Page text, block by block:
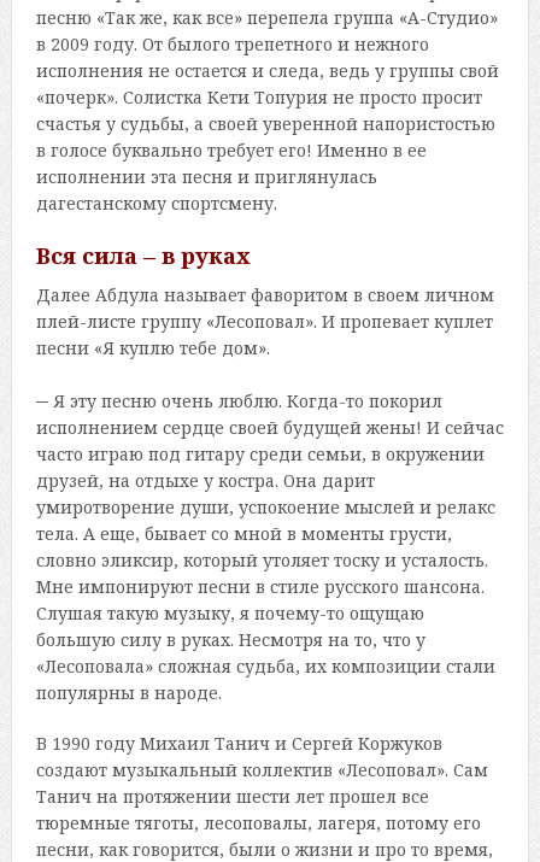
песню «Так же, как все» перепела группа «А-Студио»
в 2009 году. От былого трепетного и нежного
исполнения не остается и следа, ведь у группы свой
«почерк». Солистка Кети Топурия не просто просит
счастья у судьбы, а своей уверенной напористостью
в голосе буквально требует его! Именно в ее
исполнении эта песня и приглянулась
дагестанскому спортсмену.
Вся сила – в руках
Далее Абдула называет фаворитом в своем личном
плей-листе группу «Лесоповал». И пропевает куплет
песни «Я куплю тебе дом».
–Я эту песню очень люблю. Когда-то покорил
исполнением сердце своей будущей жены! И сейчас
часто играю под гитару среди семьи, в окружении
друзей, на отдыхе у костра. Она дарит
умиротворение души, успокоение мыслей и релакс
тела. А еще, бывает со мной в моменты грусти,
словно эликсир, который утоляет тоску и усталость.
Мне импонируют песни в стиле русского шансона.
Слушая такую музыку, я почему-то ощущаю
большую силу в руках. Несмотря на то, что у
«Лесоповала» сложная судьба, их композиции стали
популярны в народе.
В 1990 году Михаил Танич и Сергей Коржуков
создают музыкальный коллектив «Лесоповал». Сам
Танич на протяжении шести лет прошел все
тюремные тяготы, лесоповалы, лагеря, потому его
песни, как говорится, были о жизни и про то время,